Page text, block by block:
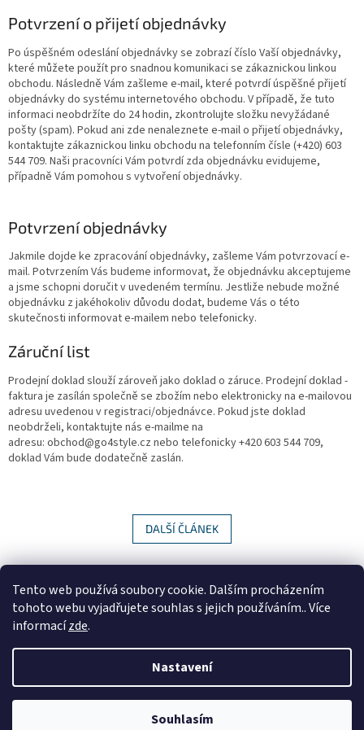
Tento web používá soubory cookie. Dalším procházením
tohoto webu vyjadřujete souhlas s jejich používáním.. Více
informacízde.
Nastavení
Souhlasím
Potvrzení o přijetí objednávky
Po úspěšném odeslání objednávky se zobrazí číslo Vaší objednávky,
které můžete použít pro snadnou komunikaci se zákaznickou linkou
obchodu. Následně Vám zašleme e-mail, které potvrdí úspěšné přijetí
objednávky do systému internetového obchodu. V případě, že tuto
informaci neobdržíte do 24 hodin, zkontrolujte složku nevyžádané
pošty (spam). Pokud ani zde nenaleznete e-mail o přijetí objednávky,
kontaktujte zákaznickou linku obchodu na telefonním čísle (+420) 603
544 709. Naši pracovníci Vám potvrdí zda objednávku evidujeme,
případně Vám pomohou s vytvoření objednávky.
Potvrzení objednávky
Jakmile dojde ke zpracování objednávky, zašleme Vám potvrzovací e-
mail. Potvrzením Vás budeme informovat, že objednávku akceptujeme
a jsme schopni doručit v uvedeném termínu. Jestliže nebude možné
objednávku z jakéhokoliv důvodu dodat, budeme Vás o této
skutečnosti informovat e-mailem nebo telefonicky.
Záruční list
Prodejní doklad slouží zároveň jako doklad o záruce. Prodejní doklad -
faktura je zasílán společně se zbožím nebo elektronicky na e-mailovou
adresu uvedenou v registraci/objednávce. Pokud jste doklad
neobdrželi, kontaktujte nás e-mailme na
adresu: obchod@go4style.cz nebo telefonicky +420 603 544 709,
doklad Vám bude dodatečně zaslán.
DALŠÍ ČLÁNEK
Z
GDPR
Vytvořil Shoptet
Go4style.cz. Všechna práva vyhrazena.